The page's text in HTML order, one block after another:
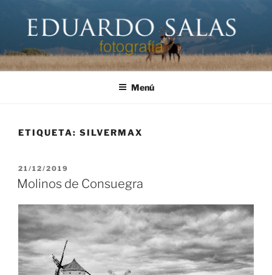
contenido
EDUARDO SALAS FOTÓGRAFO
Página personal del fotógrafo Eduardo Salas
Menú
ETIQUETA: SILVERMAX
PUBLICADO
EL
21/12/2019
Molinos de Consuegra